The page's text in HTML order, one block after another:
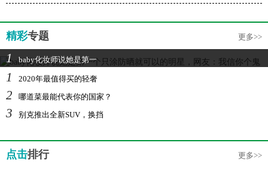
精彩专题 更多>>
1 baby化妆师说她是第一
1 2020年最值得买的轻奢
2 哪道菜最能代表你的国家？
3 别克推出全新SUV，换挡
点击排行 更多>>